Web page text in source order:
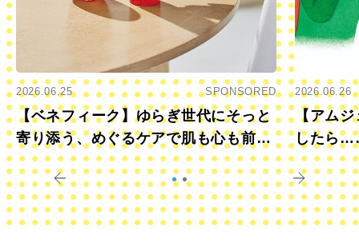
2026.06.25 SPONSORED
【ベネフィーク】ゆらぎ世代にそっと
寄り添う、めぐるケアで肌も心も前向
きに
2026.06.26
【アムジ
したら
すか？